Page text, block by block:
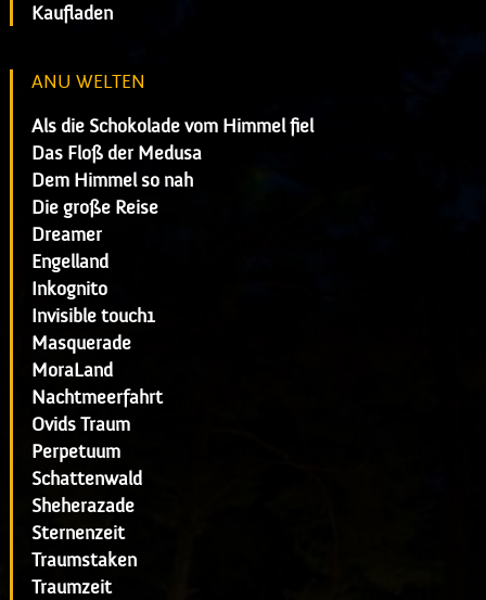
Kaufladen
ANU WELTEN
Als die Schokolade vom Himmel fiel
Das Floß der Medusa
Dem Himmel so nah
Die große Reise
Dreamer
Engelland
Inkognito
Invisible touch1
Masquerade
MoraLand
Nachtmeerfahrt
Ovids Traum
Perpetuum
Schattenwald
Sheherazade
Sternenzeit
Traumstaken
Traumzeit